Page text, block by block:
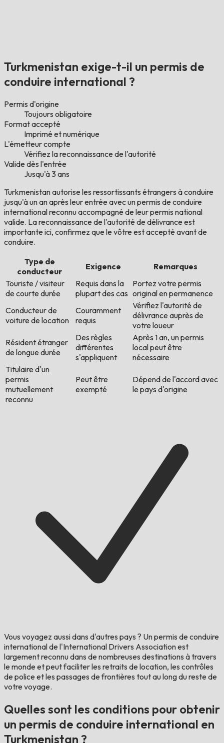
Turkmenistan exige-t-il un permis de
conduire international ?
Permis d'origine
Toujours obligatoire
Format accepté
Imprimé et numérique
L'émetteur compte
Vérifiez la reconnaissance de l'autorité
Valide dès l'entrée
Jusqu'à 3 ans
Turkmenistan autorise les ressortissants étrangers à conduire
jusqu'à un an après leur entrée avec un permis de conduire
international reconnu accompagné de leur permis national
valide. La reconnaissance de l'autorité de délivrance est
importante ici, confirmez que le vôtre est accepté avant de
conduire.
Type de
conducteur
Exigence
Remarques
Touriste / visiteur
de courte durée
Requis dans la
plupart des cas
Portez votre permis
original en permanence
Conducteur de
voiture de location
Couramment
requis
Vérifiez l'autorité de
délivrance auprès de
votre loueur
Résident étranger
de longue durée
Des règles
différentes
s'appliquent
Après 1 an, un permis
local peut être
nécessaire
Titulaire d'un
permis
mutuellement
reconnu
Peut être
exempté
Dépend de l'accord avec
le pays d'origine
Vous voyagez aussi dans d'autres pays ? Un permis de conduire
international de l'International Drivers Association est
largement reconnu dans de nombreuses destinations à travers
le monde et peut faciliter les retraits de location, les contrôles
de police et les passages de frontières tout au long du reste de
votre voyage.
Quelles sont les conditions pour obtenir
un permis de conduire international en
Turkmenistan ?